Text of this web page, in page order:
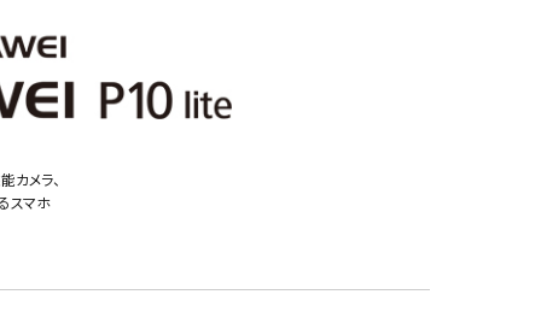
カメラ、
スマホ